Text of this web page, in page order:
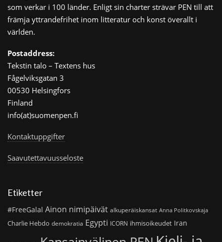
som verkar i 100 länder. Enligt sin charter strävar PEN till att
främja yttrandefrihet inom litteratur och konst överallt i
världen.
Postaddress:
Tekstin talo – Textens hus
Fågelviksgatan 3
00530 Helsingfors
Finland
info(at)suomenpen.fi
Kontaktuppgifter
Saavutettavuusseloste
Etiketter
#FreeGalal Ainon nimipäivät alkuperäiskansat Anna Politkovskaja
Charlie Hebdo demokratia Egypti ICORN ihmisoikeudet Iran